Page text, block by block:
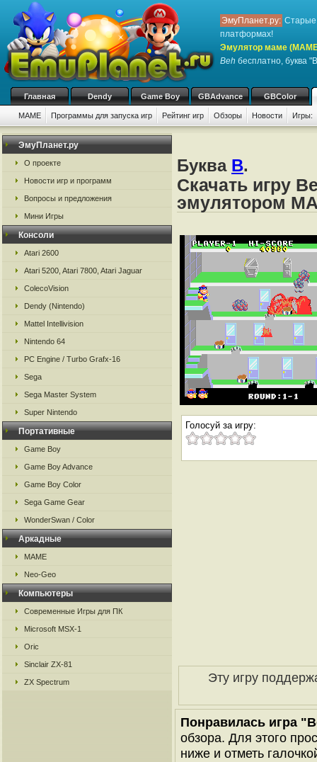
ЭмуПланет.ру: Старые
платформах!
Эмулятор маме
Beh бесплатно, буква
Главная Dendy Game Boy GBAdvance GBColor
MAME Программы для запуска игр Рейтинг игр Обзоры Новости Игры:
ЭмуПланет.ру
О проекте
Новости игр и программ
Вопросы и предложения
Мини Игры
Консоли
Atari 2600
Atari 5200, Atari 7800, Atari Jaguar
ColecoVision
Dendy (Nintendo)
Mattel Intellivision
Nintendo 64
PC Engine / Turbo Grafx-16
Sega
Sega Master System
Super Nintendo
Портативные
Game Boy
Game Boy Advance
Game Boy Color
Sega Game Gear
WonderSwan / Color
Аркадные
MAME
Neo-Geo
Компьютеры
Современные Игры для ПК
Microsoft MSX-1
Oric
Sinclair ZX-81
ZX Spectrum
Буква B.
Скачать игру
эмулятором
Голосуй за игру:
Эту игру
Понравилась игра
обзора. Для этого
ниже и отметь